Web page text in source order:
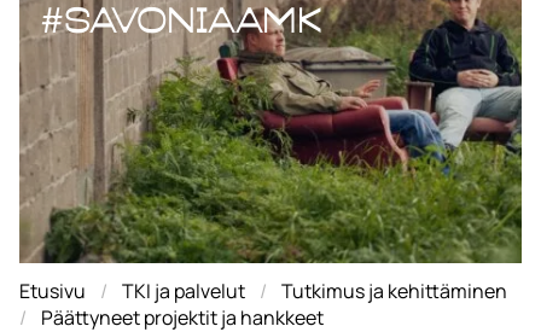
#savoniaAMK
Etusivu TKI ja palvelut
Tutkimus ja kehittäminen
Päättyneet projektit ja hankkeet